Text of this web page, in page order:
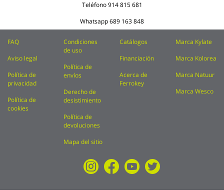
Teléfono914 815 681
Whatsapp689 163 848
FAQ
Aviso legal
Política de
privacidad
Política de
cookies
Condiciones
de uso
Política de
envíos
Derecho de
desistimiento
Política de
devoluciones
Mapa del sitio
Catálogos
Financiación
Acerca de
Ferrokey
Marca Kylate
Marca Kolorea
Marca Natuur
Marca Wesco